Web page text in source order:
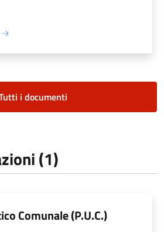
i documenti
(1)
Comunale (P.U.C.)